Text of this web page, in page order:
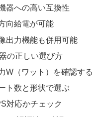
器への高い互換性
向給電が可能
出力機能も併用可能
の正しい選び方
W（ワット）を確認する
ト数と形状で選ぶ
対応かチェック